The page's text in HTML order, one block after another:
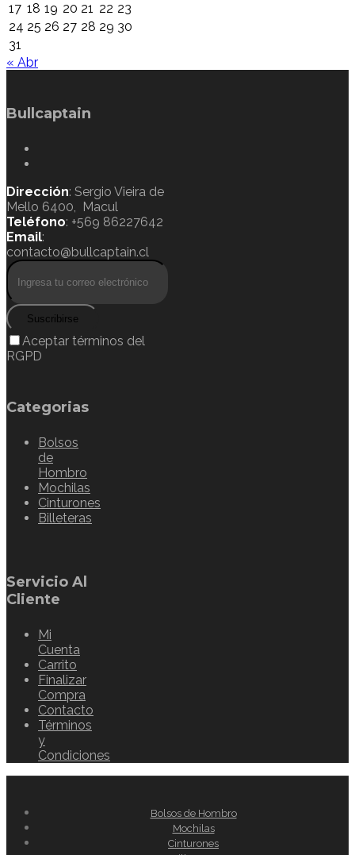
17 18 19 20 21 22 23
24 25 26 27 28 29 30
31
« Abr
Bullcaptain
Dirección: Sergio Vieira de
Mello 6400, Macul
Teléfono: +569 86227642
Email:
contacto@bullcaptain.cl
Suscribirse
Aceptar términos del
RGPD
Categorias
Bolsos
de
Hombro
Mochilas
Cinturones
Billeteras
Servicio Al
Cliente
Mi
Cuenta
Carrito
Finalizar
Compra
Contacto
Términos
y
Condiciones
Bolsos de Hombro
Mochilas
Cinturones